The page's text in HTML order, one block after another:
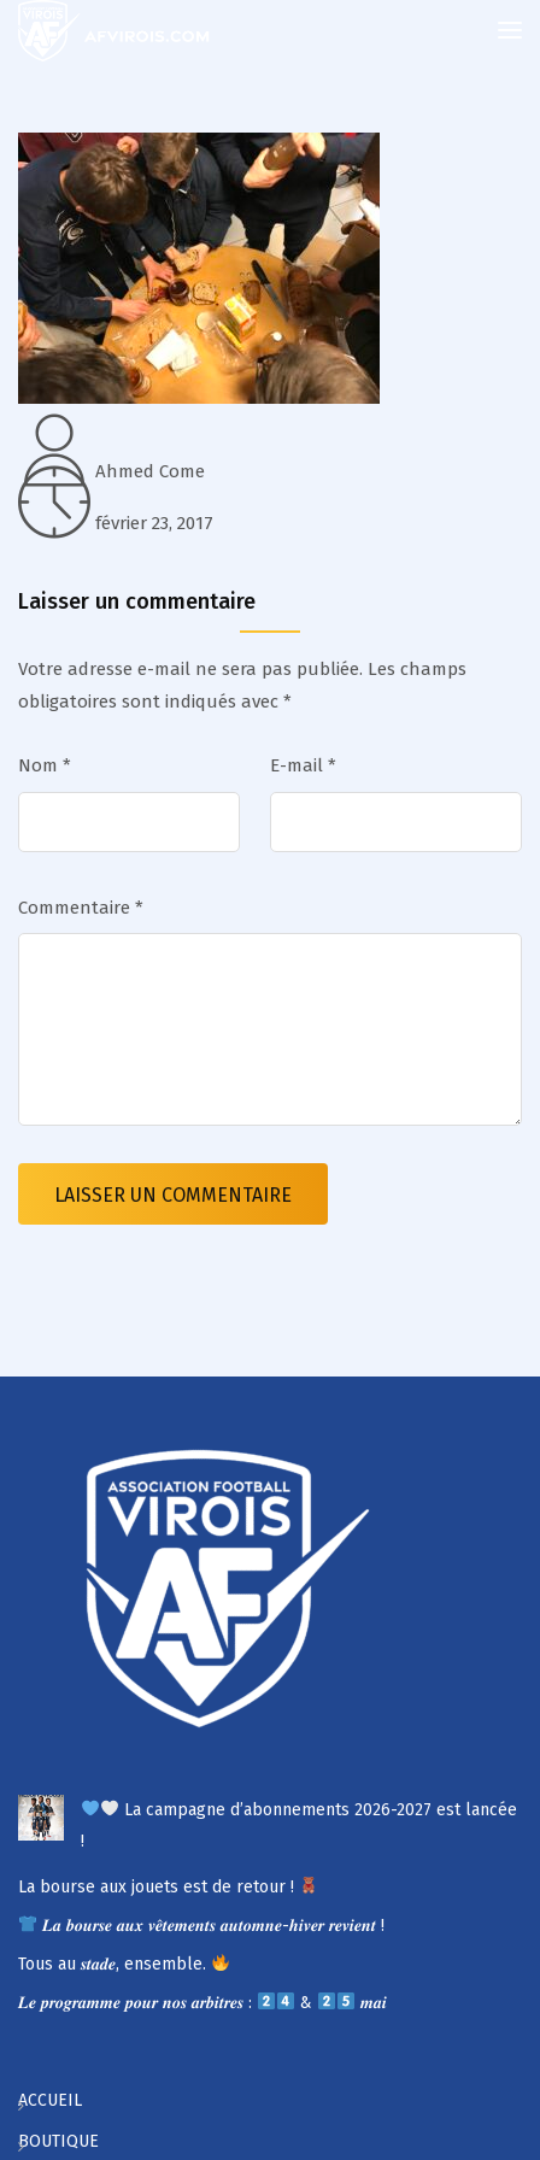
Ahmed Come
février 23, 2017
Laisser un commentaire
Votre adresse e-mail ne sera pas publiée. Les champs
obligatoires sont indiqués avec *
Nom * E-mail *
Commentaire *
La campagne d’abonnements 2026-2027 est lancée
!
La bourse aux jouets est de retour !
𝑳𝒂 𝒃𝒐𝒖𝒓𝒔𝒆 𝒂𝒖𝒙 𝒗𝒆̂𝒕𝒆𝒎𝒆𝒏𝒕𝒔 𝒂𝒖𝒕𝒐𝒎𝒏𝒆-𝒉𝒊𝒗𝒆𝒓 𝒓𝒆𝒗𝒊𝒆𝒏𝒕 !
Tous au 𝒔𝒕𝒂𝒅𝒆, ensemble.
𝑳𝒆 𝒑𝒓𝒐𝒈𝒓𝒂𝒎𝒎𝒆 𝒑𝒐𝒖𝒓 𝒏𝒐𝒔 𝒂𝒓𝒃𝒊𝒕𝒓𝒆𝒔 :
& 𝒎𝒂𝒊
ACCUEIL
BOUTIQUE